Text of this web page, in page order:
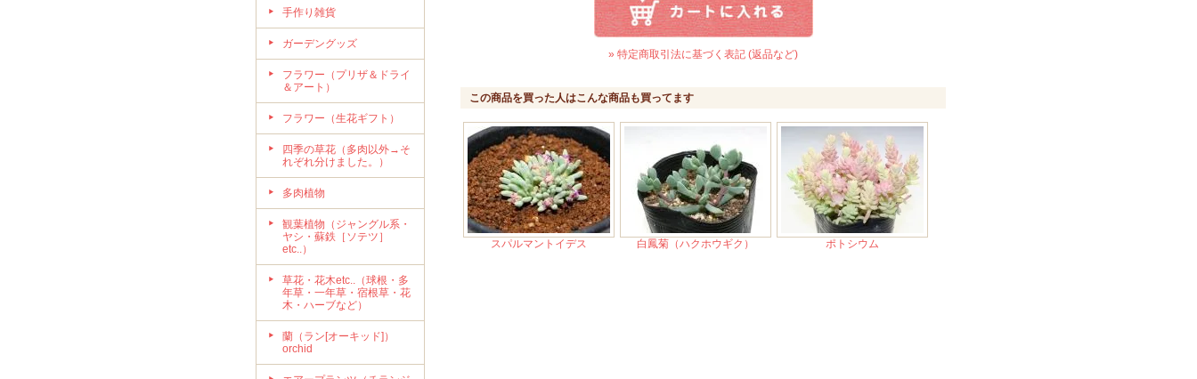
手作り雑貨
ガーデングッズ
フラワー（プリザ＆ドライ
＆アート）
フラワー（生花ギフト）
四季の草花（多肉以外→そ
れぞれ分けました。）
多肉植物
観葉植物（ジャングル系・
ヤシ・蘇鉄［ソテツ］
etc..）
草花・花木etc..（球根・多
年草・一年草・宿根草・花
木・ハーブなど）
蘭（ラン[オーキッド]）
orchid
» 特定商取引法に基づく表記 (返品など)
この商品を買った人はこんな商品も買ってます
スパルマントイデス 白鳳菊（ハクホウギク） ポトシウム